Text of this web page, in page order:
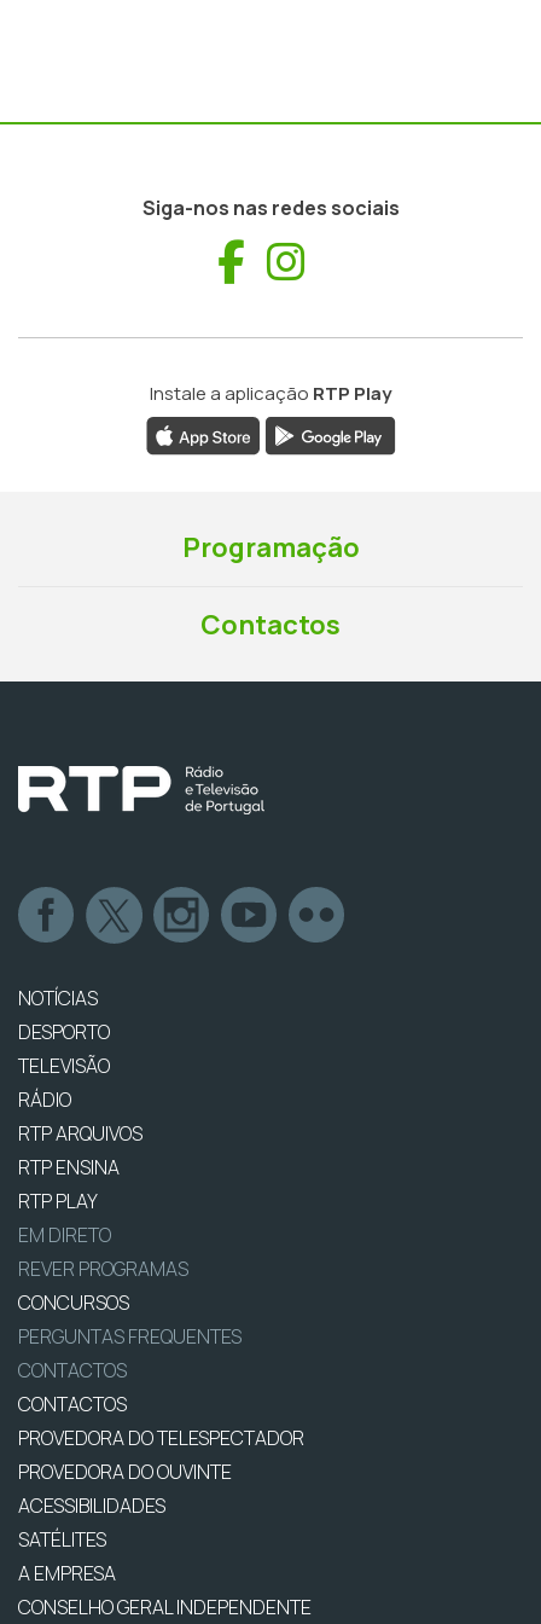
Siga-nos nas redes sociais
Facebook
Instale a aplicação RTP Play
Programação
Contactos
NOTÍCIAS
DESPORTO
TELEVISÃO
RÁDIO
RTP ARQUIVOS
RTP ENSINA
RTP PLAY
EM DIRETO
REVER PROGRAMAS
CONCURSOS
PERGUNTAS FREQUENTES
CONTACTOS
CONTACTOS
PROVEDORA DO TELESPECTADOR
PROVEDORA DO OUVINTE
ACESSIBILIDADES
SATÉLITES
A EMPRESA
CONSELHO GERAL INDEPENDENTE